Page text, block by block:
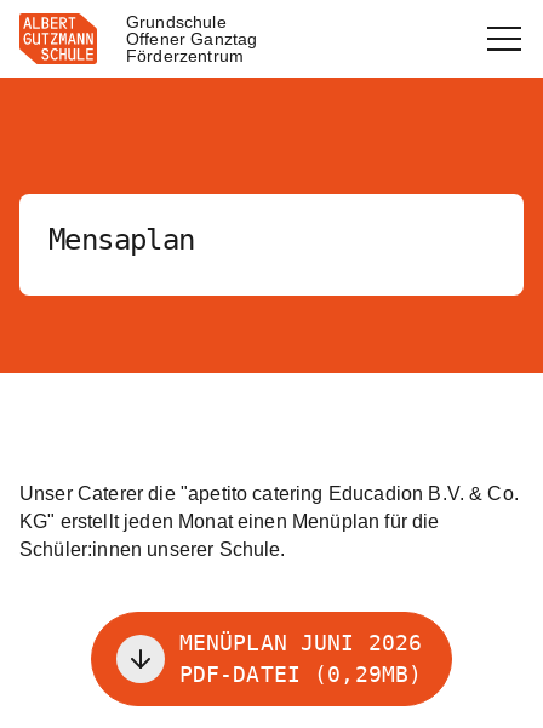
Grundschule
Offener Ganztag
Förderzentrum
Mensaplan
Unser Caterer die "apetito catering Educadion B.V. & Co.
KG" erstellt jeden Monat einen Menüplan für die
Schüler:innen unserer Schule.
MENÜPLAN JUNI 2026
PDF-DATEI (0,29MB)